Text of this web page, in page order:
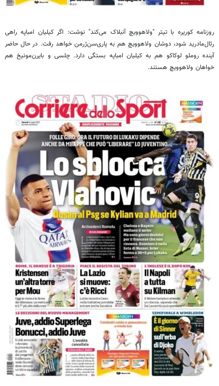
روزنامه کوریره با تیتر "ولاهوویچ آنبلاک می‌کند" نوشت: اگرکیلیان امباپهراهی
رئال‌مادرید شود، دوشان ولاهوویچهم به پاری‌سن‌ژرمن خواهد رفت. در حال حاضر
آیندهروملو لوکاکو هم بهکیلیان امباپه بستگی دارد. چلسی و بایرن‌مونیخ هم
خواهان ولاهوویچ هستند.